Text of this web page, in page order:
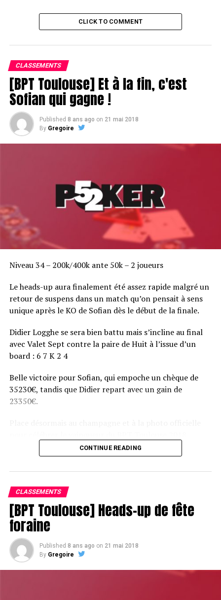
DON'T MISS
Winamax Poker Tour : succès historique à Paris
CLICK TO COMMENT
CLASSEMENTS
[BPT Toulouse] Et à la fin, c'est
Sofian qui gagne !
Published 8 ans ago on 21 mai 2018
By Gregoire
Niveau 34 – 200k/400k ante 50k – 2 joueurs
Le heads-up aura finalement été assez rapide malgré un
retour de suspens dans un match qu’on pensait à sens
unique après le KO de Sofian dès le début de la finale.
Didier Logghe se sera bien battu mais s’incline au final
avec Valet Sept contre la paire de Huit à l’issue d’un
board : 6 7 K 2 4
Belle victoire pour Sofian, qui empoche un chèque de
35230€, tandis que Didier repart avec un gain de
23350€.
CONTINUE READING
CLASSEMENTS
[BPT Toulouse] Heads-up de fête
foraine
Published 8 ans ago on 21 mai 2018
By Gregoire